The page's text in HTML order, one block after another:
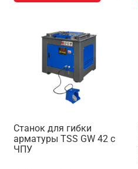
Станок для гибки
арматуры TSS GW 42 c
ЧПУ